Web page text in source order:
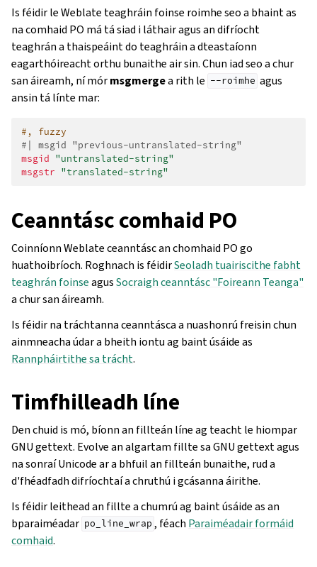
Is féidir le Weblate teaghráin foinse roimhe seo a bhaint as
na comhaid PO má tá siad i láthair agus an difríocht
teaghrán a thaispeáint do teaghráin a dteastaíonn
eagarthóireacht orthu bunaithe air sin. Chun iad seo a chur
san áireamh, ní mórmsgmergea rith le --roimhe agus
ansin tá línte mar:
#, fuzzy
#| msgid "previous-untranslated-string"
msgid "untranslated-string"
msgstr "translated-string"
Ceanntásc comhaid PO
Coinníonn Weblate ceanntásc an chomhaid PO go
huathoibríoch. Roghnach is féidirSeoladh tuairiscithe fabht
teaghrán foinseagusSocraigh ceanntásc "Foireann Teanga"
a chur san áireamh.
Is féidir na tráchtanna ceanntásca a nuashonrú freisin chun
ainmneacha údar a bheith iontu ag baint úsáide as
Rannpháirtithe sa trácht.
Timfhilleadh líne
Den chuid is mó, bíonn an fillteán líne ag teacht le hiompar
GNU gettext. Evolve an algartam fillte sa GNU gettext agus
na sonraí Unicode ar a bhfuil an fillteán bunaithe, rud a
d'fhéadfadh difríochtaí a chruthú i gcásanna áirithe.
Is féidir leithead an fillte a chumrú ag baint úsáide as an
bparaiméadar po_line_wrap , féach Paraiméadair formáid
comhaid.